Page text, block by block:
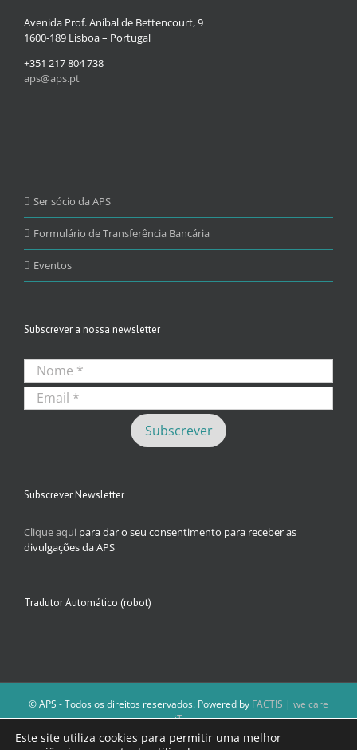
Avenida Prof. Aníbal de Bettencourt, 9
1600-189 Lisboa – Portugal
+351 217 804 738
aps@aps.pt
Ser sócio da APS
Formulário de Transferência Bancária
Eventos
Subscrever a nossa newsletter
Subscrever Newsletter
Clique aqui para dar o seu consentimento para receber as
divulgações da APS
Tradutor Automático (robot)
© APS - Todos os direitos reservados. Powered by FACTIS | we care
iT
A Direção da APS reserva-se o direito de não publicar conteúdos que
violem as leis nacionais.
Este site utiliza cookies para permitir uma melhor